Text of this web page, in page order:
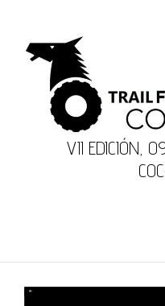
VII EDICIÓN,